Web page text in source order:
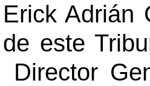
Adrián
este
Director